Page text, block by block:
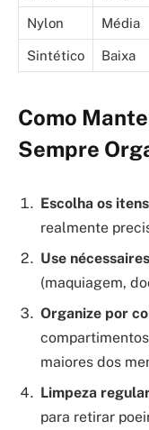
Nylon Média
Sintético Baixa
Como
Sempre
Escolha os
realmente
Use
(maquiagem,
Organize por
maiores dos
Limpeza
para retirar